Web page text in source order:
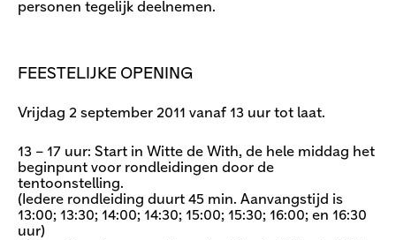
personen tegelijk deelnemen.
FEESTELIJKE OPENING
Vrijdag 2 september 2011 vanaf 13 uur tot laat.
13 – 17 uur: Start in Witte de With, de hele middag het
beginpunt voor rondleidingen door de
tentoonstelling.
(Iedere rondleiding duurt 45 min. Aanvangstijd is
13:00; 13:30; 14:00; 14:30; 15:00; 15:30; 16:00; en 16:30
uur)